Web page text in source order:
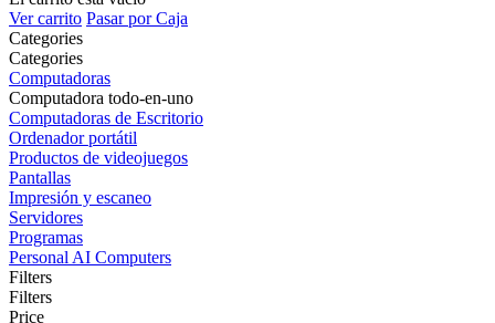
Ver carrito Pasar por Caja
Сategories
Сategories
Computadoras
Computadora todo-en-uno
Computadoras de Escritorio
Ordenador portátil
Productos de videojuegos
Pantallas
Impresión y escaneo
Servidores
Programas
Personal AI Computers
Filters
Filters
Price